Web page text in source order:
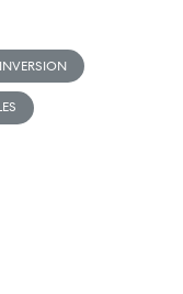
INVERSION